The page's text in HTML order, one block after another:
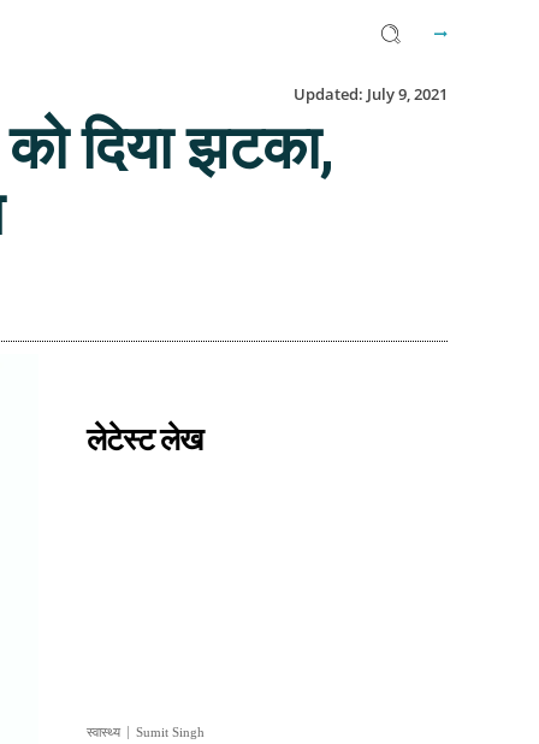
Updated: July 9, 2021
दिया झटका,
लेटेस्ट लेख
स्वास्थ्य Sumit Singh